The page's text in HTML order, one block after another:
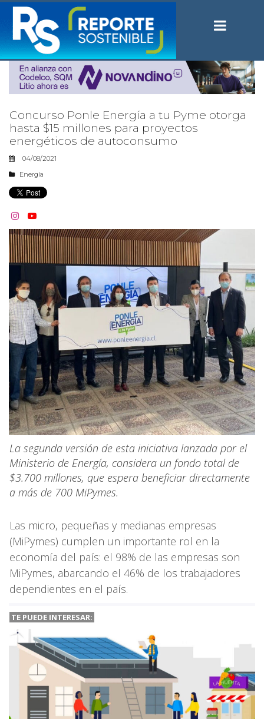
Concurso Ponle Energía a tu Pyme otorga
hasta $15 millones para proyectos
energéticos de autoconsumo
04/08/2021
Energía
 
La segunda versión de esta iniciativa lanzada por el
Ministerio de Energía, considera un fondo total de
$3.700 millones, que espera beneficiar directamente
a más de 700 MiPymes.
Las micro, pequeñas y medianas empresas
(MiPymes) cumplen un importante rol en la
economía del país: el 98% de las empresas son
MiPymes, abarcando el 46% de los trabajadores
dependientes en el país.
TE PUEDE INTERESAR: